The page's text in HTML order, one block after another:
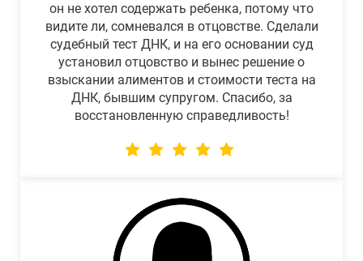
он не хотел содержать ребенка, потому что
видите ли, сомневался в отцовстве. Сделали
судебный тест ДНК, и на его основании суд
установил отцовство и вынес решение о
взыскании алиментов и стоимости теста на
ДНК, бывшим супругом. Спасибо, за
восстановленную справедливость!